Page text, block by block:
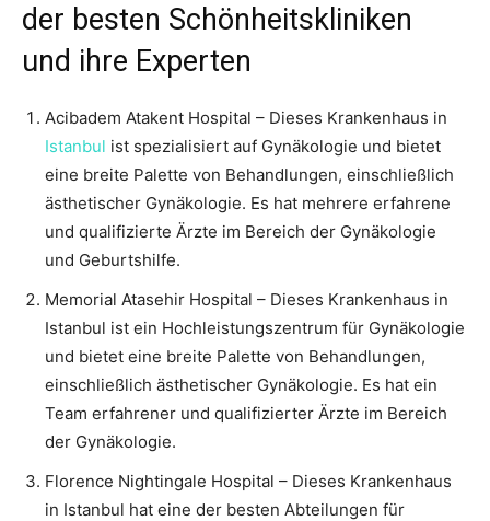
der besten Schönheitskliniken
und ihre Experten
Acibadem Atakent Hospital – Dieses Krankenhaus in
Istanbul ist spezialisiert auf Gynäkologie und bietet
eine breite Palette von Behandlungen, einschließlich
ästhetischer Gynäkologie. Es hat mehrere erfahrene
und qualifizierte Ärzte im Bereich der Gynäkologie
und Geburtshilfe.
Memorial Atasehir Hospital – Dieses Krankenhaus in
Istanbul ist ein Hochleistungszentrum für Gynäkologie
und bietet eine breite Palette von Behandlungen,
einschließlich ästhetischer Gynäkologie. Es hat ein
Team erfahrener und qualifizierter Ärzte im Bereich
der Gynäkologie.
Florence Nightingale Hospital – Dieses Krankenhaus
in Istanbul hat eine der besten Abteilungen für